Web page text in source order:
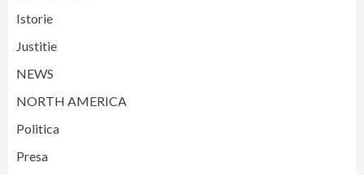
Istorie
Justitie
NEWS
NORTH AMERICA
Politica
Presa